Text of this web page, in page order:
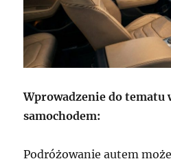
Wprowadzenie do tematu
samochodem:
Podróżowanie autem